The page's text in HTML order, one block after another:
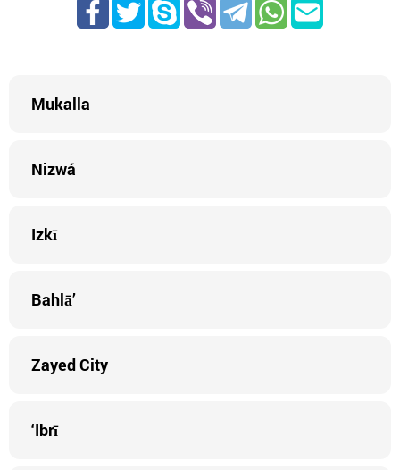
Mukalla
Nizwá
Izkī
Bahlā’
Zayed City
‘Ibrī